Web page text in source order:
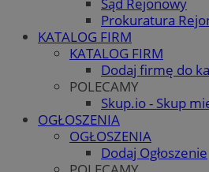
Prokuratura
KATALOG FIRM
KATALOG FIRM
Dodaj firmę do
POLECAMY
Skup.io - Skup
OGŁOSZENIA
OGŁOSZENIA
Dodaj Ogłoszenie